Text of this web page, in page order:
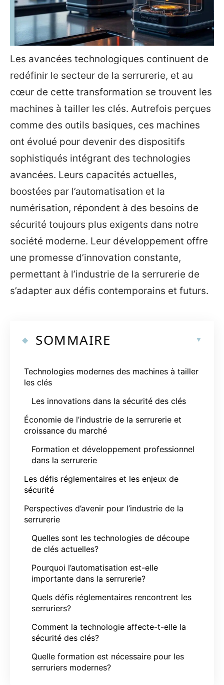
Les avancées technologiques continuent de
redéfinir le secteur de la serrurerie, et au
cœur de cette transformation se trouvent les
machines à tailler les clés. Autrefois perçues
comme des outils basiques, ces machines
ont évolué pour devenir des dispositifs
sophistiqués intégrant des technologies
avancées. Leurs capacités actuelles,
boostées par l’automatisation et la
numérisation, répondent à des besoins de
sécurité toujours plus exigents dans notre
société moderne. Leur développement offre
une promesse d’innovation constante,
permettant à l’industrie de la serrurerie de
s’adapter aux défis contemporains et futurs.
SOMMAIRE
Technologies modernes des machines à tailler
les clés
Les innovations dans la sécurité des clés
Économie de l’industrie de la serrurerie et
croissance du marché
Formation et développement professionnel
dans la serrurerie
Les défis réglementaires et les enjeux de
sécurité
Perspectives d’avenir pour l’industrie de la
serrurerie
Quelles sont les technologies de découpe
de clés actuelles?
Pourquoi l’automatisation est-elle
importante dans la serrurerie?
Quels défis réglementaires rencontrent les
serruriers?
Comment la technologie affecte-t-elle la
sécurité des clés?
Quelle formation est nécessaire pour les
serruriers modernes?